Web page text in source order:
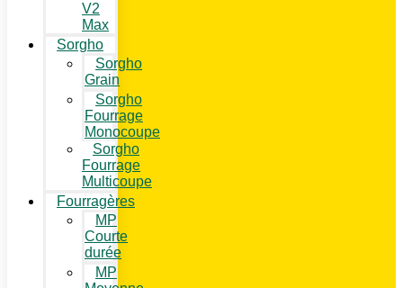
V2
Max
Sorgho
Sorgho
Grain
Sorgho
Fourrage
Monocoupe
Sorgho
Fourrage
Multicoupe
Fourragères
MP
Courte
durée
MP